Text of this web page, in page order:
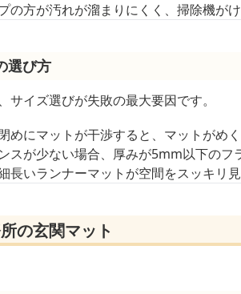
の方が汚れが溜まりにくく、掃除機がけ
選び方
イズ選びが失敗の最大要因です。
めにマットが干渉すると、マットがめ
スが少ない場合、厚みが5mm以下のフ
長いランナーマットが空間をスッキリ
の玄関マット